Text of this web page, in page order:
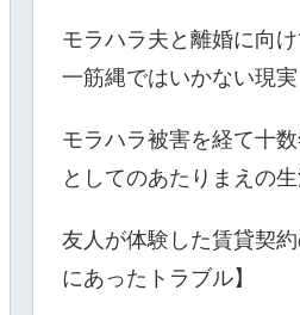
モラハラ夫と離婚に向
一筋縄ではいかない現実
モラハラ被害を経て十
としてのあたりまえの
友人が体験した賃貸契
にあったトラブル】